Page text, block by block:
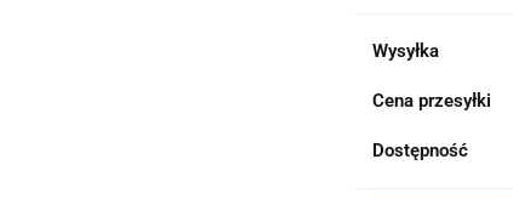
Wysyłka
Cena przesyłki
Dostępność